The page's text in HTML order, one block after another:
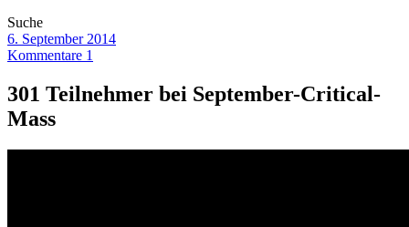
Suche
6. September 2014
Kommentare 1
301 Teilnehmer bei September-Critical-
Mass